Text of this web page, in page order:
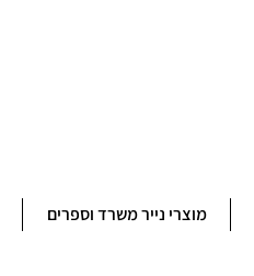
מוצרי נייר משרד וספרים